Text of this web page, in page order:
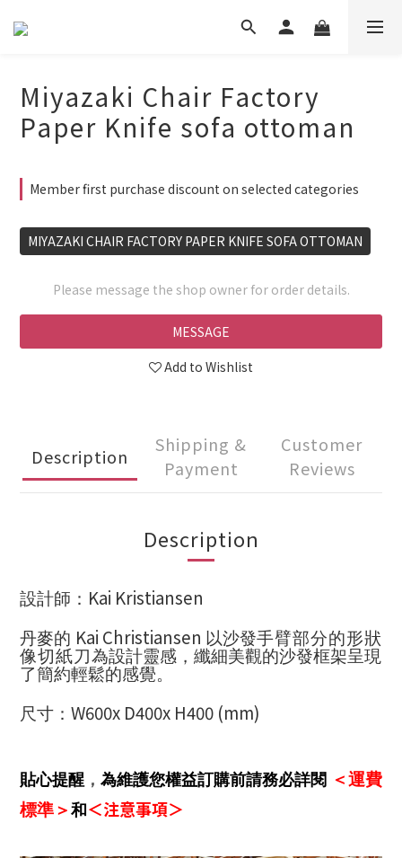
Miyazaki Chair Factory
Paper Knife sofa ottoman
Member first purchase discount on selected categories
MIYAZAKI CHAIR FACTORY PAPER KNIFE SOFA OTTOMAN
Please message the shop owner for order details.
MESSAGE
Add to Wishlist
Description
Shipping &
Payment
Customer
Reviews
Description
設計師： Kai Kristiansen
丹麥的 Kai Christiansen 以沙發手臂部分的形狀
像切紙刀為設計靈感，纖細美觀的沙發框架呈現
了簡約輕鬆的感覺。
尺寸： W600x D400x H400 (mm)
貼心提醒 ， 為維護您權益訂購前請務必詳閱 ＜運費
標準＞和＜注意事項＞